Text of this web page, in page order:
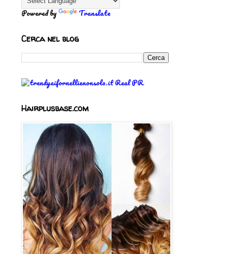
Powered by Translate
Cerca nel blog
Hairplusbase.com